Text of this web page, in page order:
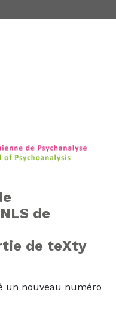
de
teXty
un nouveau numéro